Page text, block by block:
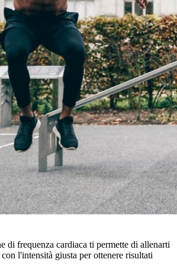
di frequenza cardiaca ti permette di allenarti
l'intensità giusta per ottenere risultati